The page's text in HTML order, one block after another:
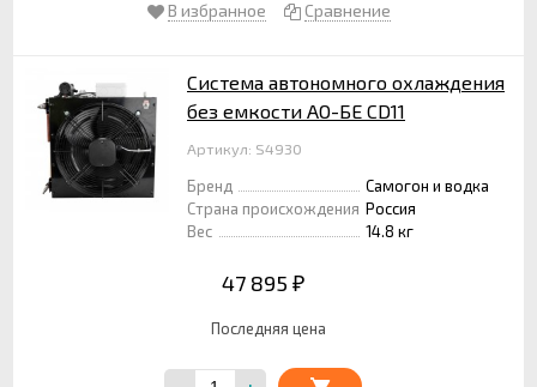
В избранное Сравнение
Система автономного охлаждения
без емкости АО-БЕ CD11
Артикул: S4930
Бренд
Самогон и водка
Страна происхождения Россия
Вес
14.8 кг
47 895 ₽
Последняя цена